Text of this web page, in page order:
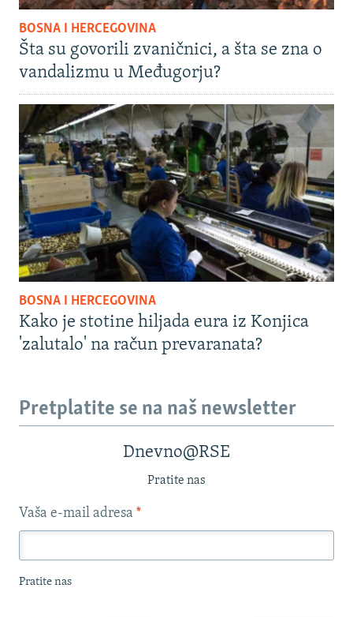
BOSNA I HERCEGOVINA
Šta su govorili zvaničnici, a šta se zna o
vandalizmu u Međugorju?
BOSNA I HERCEGOVINA
Kako je stotine hiljada eura iz Konjica
'zalutalo' na račun prevaranata?
Pretplatite se na naš newsletter
Dnevno@RSE
Pratite nas
Vaša e-mail adresa *
Pratite nas